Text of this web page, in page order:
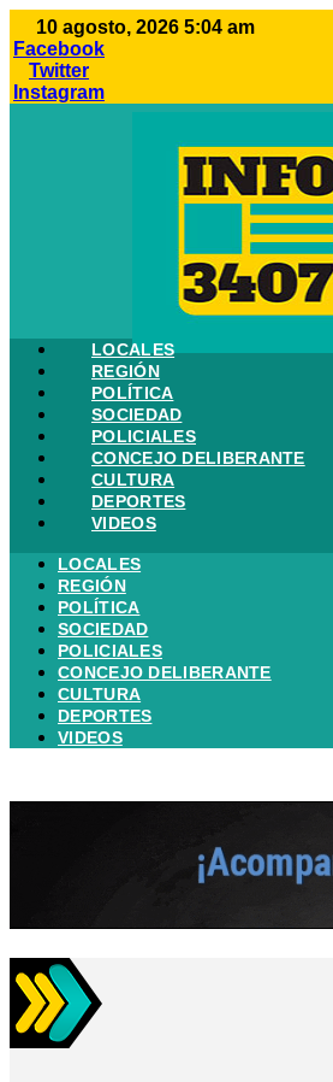
al
contenido
10 agosto, 2026 5:04 am
Facebook
Twitter
Instagram
LOCALES
REGIÓN
POLÍTICA
SOCIEDAD
POLICIALES
CONCEJO DELIBERANTE
CULTURA
DEPORTES
VIDEOS
LOCALES
REGIÓN
POLÍTICA
SOCIEDAD
POLICIALES
CONCEJO DELIBERANTE
CULTURA
DEPORTES
VIDEOS